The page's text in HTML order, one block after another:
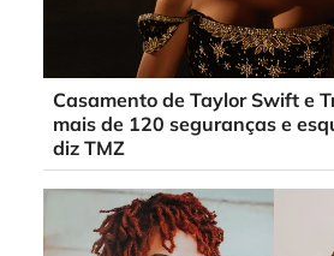
Casamento de Taylor Swift e
mais de 120 seguranças e
diz TMZ